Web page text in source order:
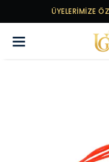
ÜYELERİMİZE